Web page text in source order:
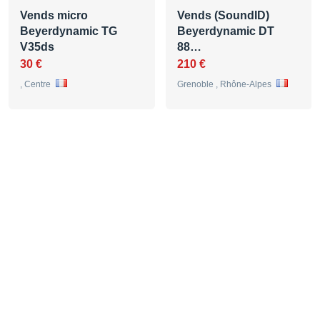
Vends micro
Beyerdynamic TG
V35ds
30 €
, Centre
Vends (SoundID)
Beyerdynamic DT
88…
210 €
Grenoble , Rhône-Alpes